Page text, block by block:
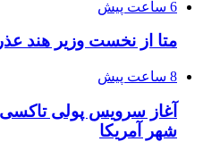
6 ساعت پیش
متا از نخست وزیر هند
8 ساعت پیش
آغاز سرویس پولی
شهر آمریکا